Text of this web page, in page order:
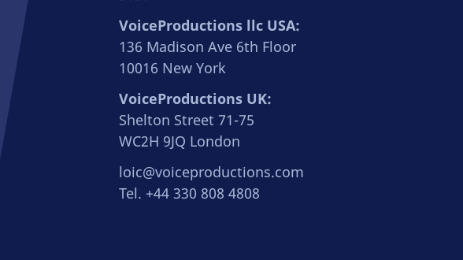
VoiceProductions llc USA:
136 Madison Ave 6th Floor
10016 New York
VoiceProductions UK:
Shelton Street 71-75
WC2H 9JQ London
loic@voiceproductions.com
Tel. +44 330 808 4808